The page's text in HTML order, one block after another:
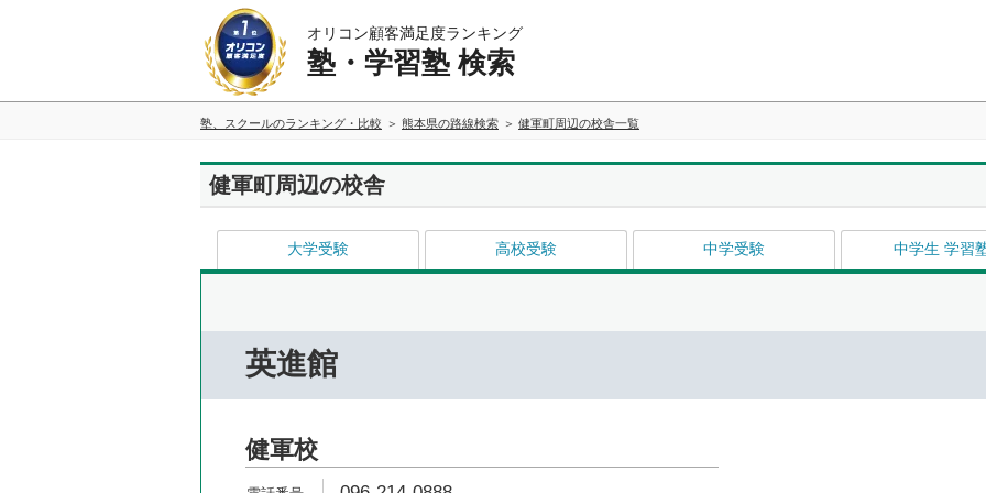
オリコン顧客満足度ランキング
塾・学習塾 検索
塾、スクールのランキング・比較 熊本県の路線検索 健軍町周辺の校舎一覧
健軍町周辺の校舎
大学受験 高校受験 中学受験 中学生 学習
英進館
健軍校